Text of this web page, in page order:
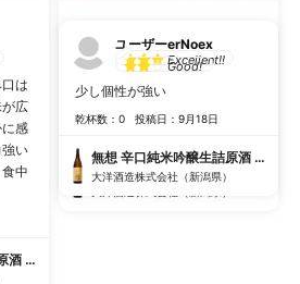
は
広
感
い
中
無想 辛口純米吟醸生詰原酒 守拙
すが
Excellent!!
かなりスっとしている すっきり
ユーザーerNoex
Good!
少し個性が強い
乾杯数：0 投稿日：9月18日
無想 辛口純米吟醸生詰原酒 守拙
大洋酒造株式会社（新潟県）